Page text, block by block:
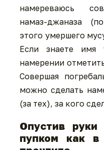
намереваюсь
намаз-джаназа
этого умершего
Если знаете имя
намерении
Совершая
можно сделать
(за тех), за кого
Опустив
пупком как в